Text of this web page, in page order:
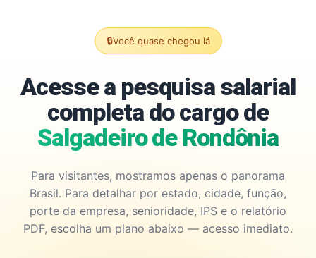
🔒Você quase chegou lá
Acesse a pesquisa salarial
completa do cargo de
Salgadeiro de Rondônia
Para visitantes, mostramos apenas o panorama
Brasil. Para detalhar por estado, cidade, função,
porte da empresa, senioridade, IPS e o relatório
PDF, escolha um plano abaixo — acesso imediato.